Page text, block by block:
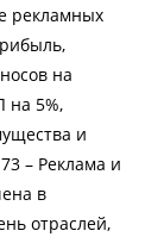
рекламных
на
на 5%,
и
– Реклама и
в
отраслей,